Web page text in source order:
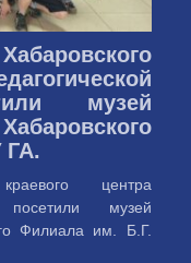
музей
ГА.
центра
посетили музей
Филиала им. Б.Г.